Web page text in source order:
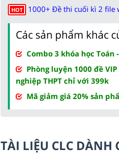
HOT 1000+ Đề thi cuối kì 2 file
Các sản phẩm khác
Combo 3 khóa học Toán
Phòng luyện 1000 đề
nghiệp THPT chỉ với 399k
Mã giảm giá 20% sản
TÀI LIỆU CLC DÀNH